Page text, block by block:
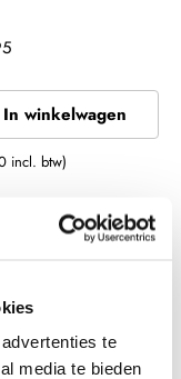
te
media te bieden
winkelwagen
incl. btw)